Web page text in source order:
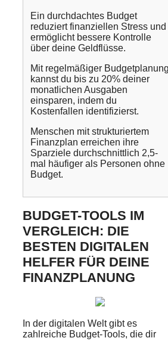
Ein durchdachtes Budget
reduziert finanziellen Stress und
ermöglicht bessere Kontrolle
über deine Geldflüsse.
Mit regelmäßiger Budgetplanung
kannst du bis zu 20% deiner
monatlichen Ausgaben
einsparen, indem du
Kostenfallen identifizierst.
Menschen mit strukturiertem
Finanzplan erreichen ihre
Sparziele durchschnittlich 2,5-
mal häufiger als Personen ohne
Budget.
BUDGET-TOOLS IM
VERGLEICH: DIE
BESTEN DIGITALEN
HELFER FÜR DEINE
FINANZPLANUNG
In der digitalen Welt gibt es
zahlreiche Budget-Tools, die dir